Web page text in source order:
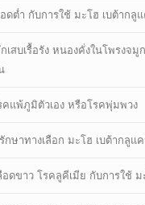
อดต่ำ กับการใช้ มะโฮ เบต้ากลู
เสบเรื้อรัง หนองคั่งในโพรงจมู
คแพ้ภูมิตัวเอง หรือโรคพุ่มพวง
ษาทางเลือก มะโฮ เบต้ากลูแ
ลือดขาว โรคลูคีเมีย กับการใช้